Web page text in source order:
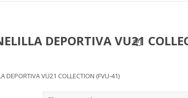
DEPORTIVA VU21
DEPORTIVA VU21 COLLECTION (FVU-41)